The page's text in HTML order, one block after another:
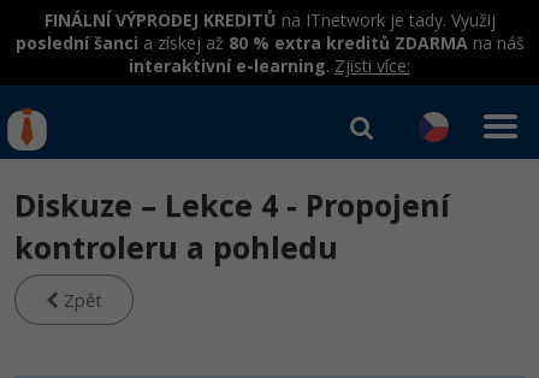
FINÁLNÍ VÝPRODEJ KREDITŮ na ITnetwork je tady. Využij
poslední šanci a získej až 80 % extra kreditů ZDARMAna náš
interaktivní e-learning. Zjisti více:
Rekvalifikace a kurzy
hrazené úřadem práce
Workshopy zdarma
Kurzy IT profesí
Junior programátor
Přihlásit se| Registrovat
Diskuze – Lekce 4 - Propojení
kontroleru a pohledu
Zpět